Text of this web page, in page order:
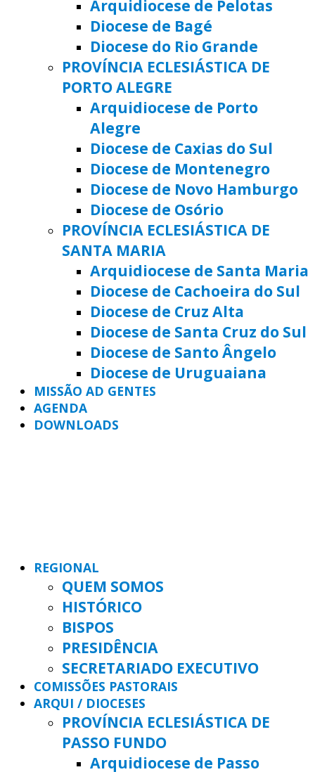
Arquidiocese de Pelotas
Diocese de Bagé
Diocese do Rio Grande
PROVÍNCIA ECLESIÁSTICA DE
PORTO ALEGRE
Arquidiocese de Porto
Alegre
Diocese de Caxias do Sul
Diocese de Montenegro
Diocese de Novo Hamburgo
Diocese de Osório
PROVÍNCIA ECLESIÁSTICA DE
SANTA MARIA
Arquidiocese de Santa Maria
Diocese de Cachoeira do Sul
Diocese de Cruz Alta
Diocese de Santa Cruz do Sul
Diocese de Santo Ângelo
Diocese de Uruguaiana
MISSÃO AD GENTES
AGENDA
DOWNLOADS
REGIONAL
QUEM SOMOS
HISTÓRICO
BISPOS
PRESIDÊNCIA
SECRETARIADO EXECUTIVO
COMISSÕES PASTORAIS
ARQUI / DIOCESES
PROVÍNCIA ECLESIÁSTICA DE
PASSO FUNDO
Arquidiocese de Passo